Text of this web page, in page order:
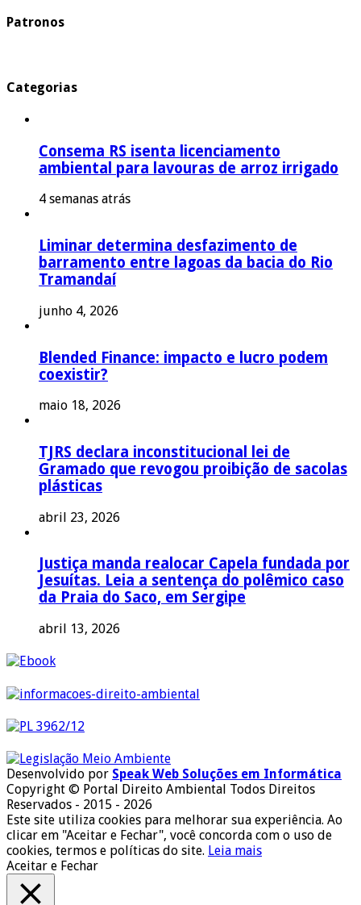
Patronos
Categorias
Consema RS isenta licenciamento
ambiental para lavouras de arroz irrigado
4 semanas atrás
Liminar determina desfazimento de
barramento entre lagoas da bacia do Rio
Tramandaí
junho 4, 2026
Blended Finance: impacto e lucro podem
coexistir?
maio 18, 2026
TJRS declara inconstitucional lei de
Gramado que revogou proibição de sacolas
plásticas
abril 23, 2026
Justiça manda realocar Capela fundada por
Jesuítas. Leia a sentença do polêmico caso
da Praia do Saco, em Sergipe
abril 13, 2026
Desenvolvido por Speak Web Soluções em Informática
Copyright © Portal Direito Ambiental Todos Direitos
Reservados - 2015 - 2026
Este site utiliza cookies para melhorar sua experiência. Ao
clicar em "Aceitar e Fechar", você concorda com o uso de
cookies, termos e políticas do site. Leia mais
Aceitar e Fechar